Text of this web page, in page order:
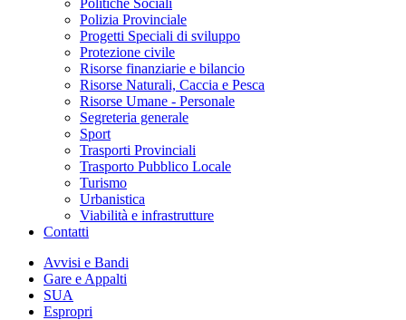
Politiche Sociali
Polizia Provinciale
Progetti Speciali di sviluppo
Protezione civile
Risorse finanziarie e bilancio
Risorse Naturali, Caccia e Pesca
Risorse Umane - Personale
Segreteria generale
Sport
Trasporti Provinciali
Trasporto Pubblico Locale
Turismo
Urbanistica
Viabilità e infrastrutture
Contatti
Avvisi e Bandi
Gare e Appalti
SUA
Espropri